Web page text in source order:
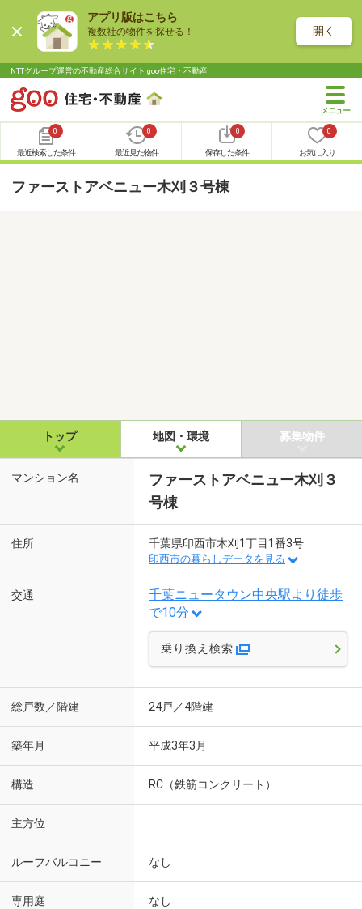
アプリ版はこちら
複数社の物件を探せる！ 開く
NTTグループ運営の不動産総合サイト goo住宅・不動産
0
最近検索した条件
0
最近見た物件
0
保存した条件
0
お気に入り
ファーストアベニュー木刈３号棟
トップ 地図・環境 募集物件
マンション名
ファーストアベニュー木刈３
号棟
住所 千葉県印西市木刈1丁目1番3号
印西市の暮らしデータを見る
交通
千葉ニュータウン中央駅より徒歩
で10分
乗り換え検索
総戸数／階建 24戸／4階建
築年月 平成3年3月
構造 RC（鉄筋コンクリート）
主方位
ルーフバルコニー なし
専用庭 なし